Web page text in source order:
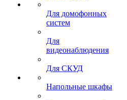
Для домофонных
систем
Для
видеонаблюдения
Для СКУД
Напольные шкафы